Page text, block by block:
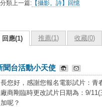
類上一篇: 【攝影。詩】回憶
回應(1) 推薦(1) 收藏(0)
聞台活動小天使
您好，感謝您報名電影試片：
廠商剛臨時更改試片日期為：9/
呢？